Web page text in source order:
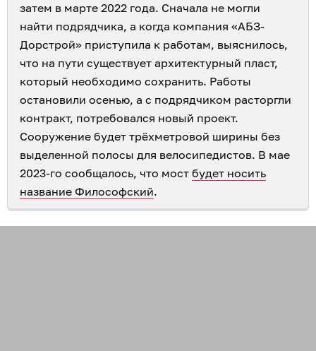
затем в марте 2022 года. Сначала не могли
найти подрядчика, а когда компания «АБЗ-
Дорстрой» приступила к работам, выяснилось,
что на пути существует архитектурный пласт,
который необходимо сохранить. Работы
остановили осенью, а с подрядчиком расторгли
контракт, потребовался новый проект.
Сооружение будет трёхметровой ширины без
выделенной полосы для велосипедистов. В мае
2023-го сообщалось, что мост будет носить
название Философский.